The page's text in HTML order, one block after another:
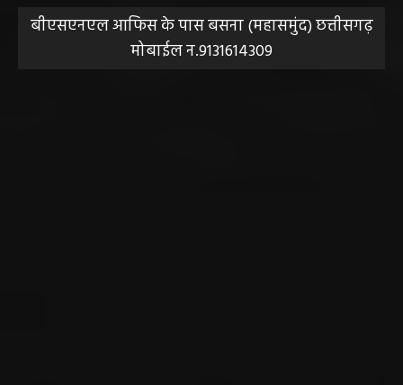
बीएसएनएल आफिस के पास बसना (महासमुंद) छत्तीसगढ़
मोबाईल न.9131614309